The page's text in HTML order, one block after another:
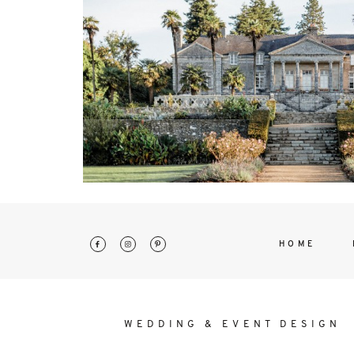
interdum. Etiam porta sem
mollis euismod.
HOME
WEDDING & EVENT DESIGN